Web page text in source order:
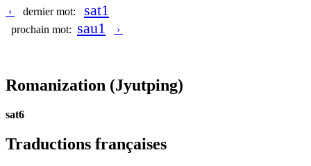
‹ dernier mot: sat1
prochain mot: sau1 ›
Romanization (Jyutping)
sat6
Traductions françaises